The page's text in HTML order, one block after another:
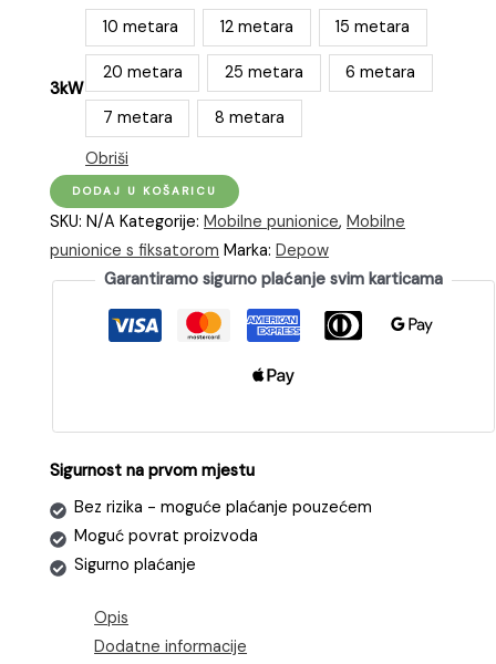
3kW
10 metara 12 metara 15 metara
20 metara 25 metara 6 metara
7 metara
8 metara
Obriši
dé
Monofazni
punjač
automobil
DODAJ U KOŠARICU
SKU:N/A Kategorije:Mobilne punionice,Mobilne
punionice s fiksatorom Marka:Depow
Garantiramo sigurno plaćanje svim karticama
Sigurnost na prvom mjestu
Bez rizika - moguće plaćanje pouzećem
Moguć povrat proizvoda
Sigurno plaćanje
Opis
Dodatne informacije